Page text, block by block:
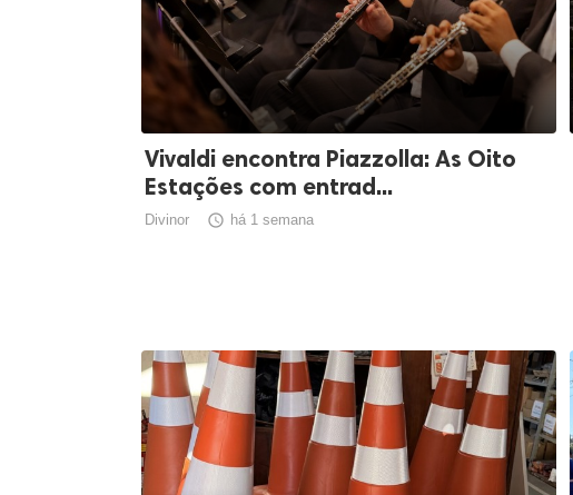
Vivaldi encontra Piazzolla: As Oito
Estações com entrad...
Divinor  há 1 semana